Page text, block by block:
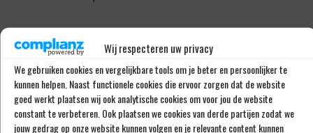
Wij respecteren uw privacy
We gebruiken cookies en vergelijkbare tools om je beter en persoonlijker te
kunnen helpen. Naast functionele cookies die ervoor zorgen dat de website
goed werkt plaatsen wij ook analytische cookies om voor jou de website
constant te verbeteren. Ook plaatsen we cookies van derde partijen zodat we
jouw gedrag op onze website kunnen volgen en je relevante content kunnen
LAATSTE BERICHTEN
‘PSV WIL ZICH GAAN VERSTERKEN MET 29-
JARIGE ADAMA CAMARA’